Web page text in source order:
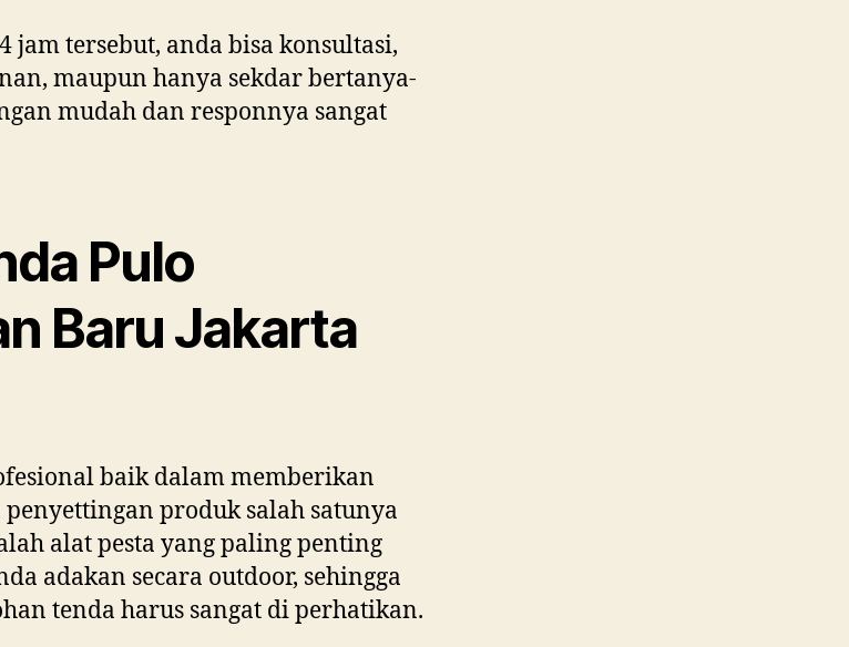
jam tersebut, anda bisa konsultasi,
maupun hanya sekdar bertanya-
mudah dan responnya sangat
Pulo
Baru Jakarta
baik dalam memberikan
produk salah satunya
alat pesta yang paling penting
adakan secara outdoor, sehingga
tenda harus sangat di perhatikan.